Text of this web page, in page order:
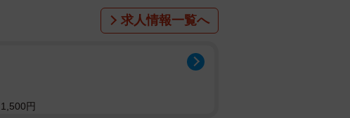
ん（画像提供：りおなちゃんママ）
求人情報一覧へ
円